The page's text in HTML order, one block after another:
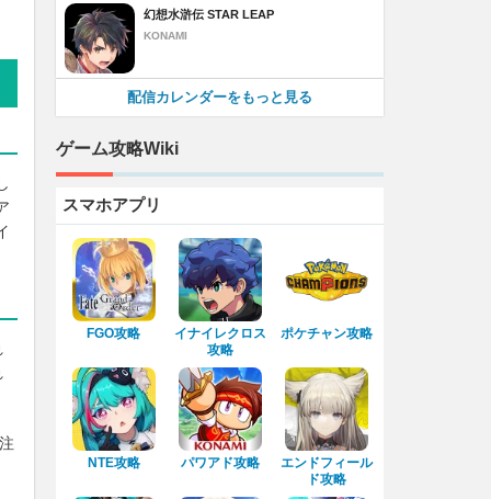
幻想水滸伝 STAR LEAP
KONAMI
配信カレンダーをもっと見る
ゲーム攻略Wiki
スマホアプリ
FGO攻略
イナイレクロス
攻略
ポケチャン攻略
NTE攻略 パワアド攻略
エンドフィール
ド攻略